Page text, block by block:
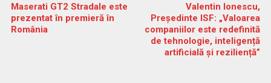
Maserati GT2 Stradale este
prezentat în premieră în
România
Valentin Ionescu,
Președinte ISF: „Valoarea
companiilor este redefinită
de tehnologie, inteligență
artificială și reziliență”